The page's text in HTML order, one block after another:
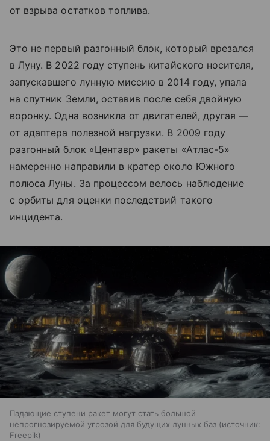
от взрыва остатков топлива.
Это не первый разгонный блок, который врезался
в Луну. В 2022 году ступень китайского носителя,
запускавшего лунную миссию в 2014 году, упала
на спутник Земли, оставив после себя двойную
воронку. Одна возникла от двигателей, другая —
от адаптера полезной нагрузки. В 2009 году
разгонный блок «Центавр» ракеты «Атлас-5»
намеренно направили в кратер около Южного
полюса Луны. За процессом велось наблюдение
с орбиты для оценки последствий такого
инцидента.
Падающие ступени ракет могут стать большой
непрогнозируемой угрозой для будущих лунных баз
источник:
Freepik